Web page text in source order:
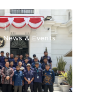
News & Events